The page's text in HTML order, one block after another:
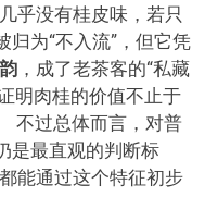
乎没有桂皮味，若只
归为“不入流”，但它凭
，成了老茶客的“私藏
明肉桂的价值不止于
不过总体而言，对普
是最直观的判断标
能通过这个特征初步